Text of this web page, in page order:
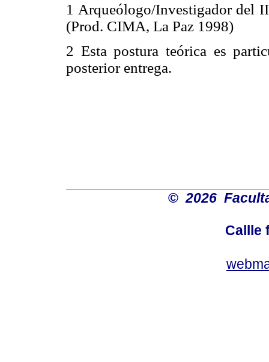
1 Arqueólogo/Investigador del
(Prod. CIMA, La Paz 1998)
2 Esta postura teórica es
posterior entrega.
©2026
Callle